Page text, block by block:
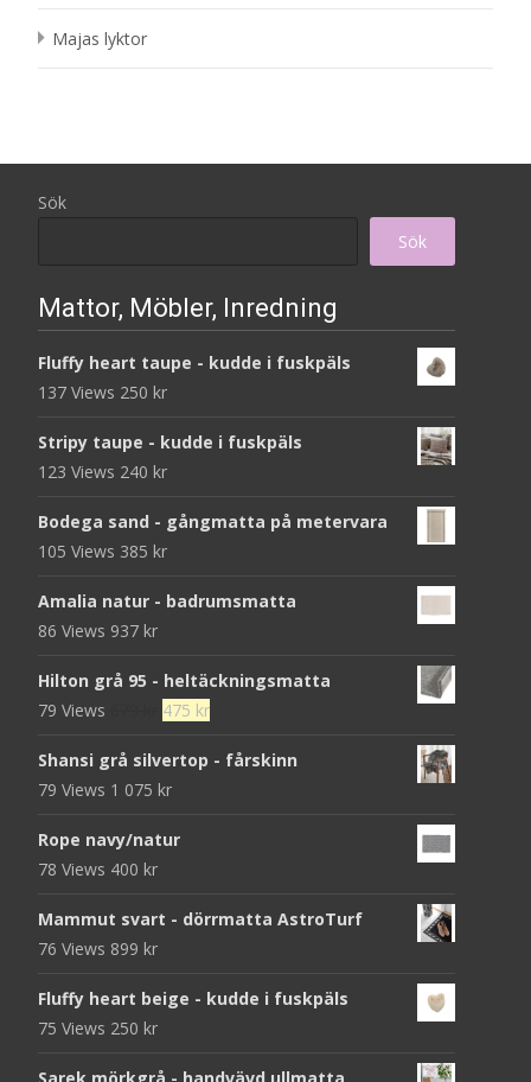
Majas lyktor
Sök
Sök
Mattor, Möbler, Inredning
Fluffy heart taupe - kudde i fuskpäls
137 Views 250 kr
Stripy taupe - kudde i fuskpäls
123 Views 240 kr
Bodega sand - gångmatta på metervara
105 Views 385 kr
Amalia natur - badrumsmatta
86 Views 937 kr
Hilton grå 95 - heltäckningsmatta
79 Views
Det
priset
var:
475 krDet
priset
Shansi grå silvertop - fårskinn
79 Views 1 075 kr
Rope navy/natur
78 Views 400 kr
Mammut svart - dörrmatta AstroTurf
76 Views 899 kr
Fluffy heart beige - kudde i fuskpäls
75 Views 250 kr
Sarek mörkgrå - handvävd ullmatta